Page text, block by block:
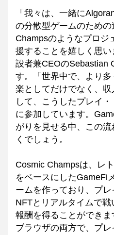
「我々は、一緒に
の分散型ゲームのため
Champsのようなプロジ
援することを嬉しく思い
設者兼CEOのSebastian
す。「世界中で、より
楽としてだけでなく、
して、こうしたプレイ
に参加しています。
がりを見せる中、この
くでしょう。
Cosmic Champsは、レ
をベースにしたGameFi
ームを作っており、プ
NFTとリアルタイムで
報酬を得ることができ
ブラウザの両方で、プ